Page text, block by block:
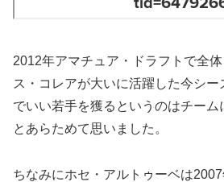
2012年アマチュア・ドラフトで全
ス・コレアが大いに活躍した今シー
でいい若手を獲るというのはチー
とあらためて思いました。
ちなみにホセ・アルトゥーベは